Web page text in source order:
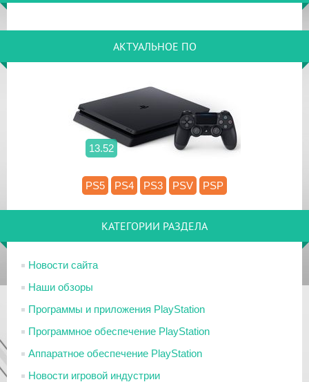
АКТУАЛЬНОЕ ПО
13.52
PS5 PS4 PS3 PSV PSP
КАТЕГОРИИ РАЗДЕЛА
Новости сайта
Наши обзоры
Программы и приложения PlayStation
Программное обеспечение PlayStation
Аппаратное обеспечение PlayStation
Новости игровой индустрии